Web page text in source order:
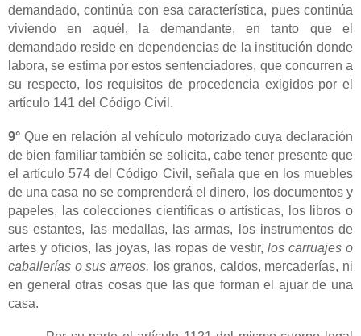
demandado, continúa con esa característica, pues continúa
viviendo en aquél, la demandante, en tanto que el
demandado reside en dependencias de la institución donde
labora, se estima por estos sentenciadores, que concurren a
su respecto, los requisitos de procedencia exigidos por el
artículo 141 del Código Civil.
9° Que en relación al vehículo motorizado cuya declaración
de bien familiar también se solicita, cabe tener presente que
el artículo 574 del Código Civil, señala que en los muebles
de una casa no se comprenderá el dinero, los documentos y
papeles, las colecciones científicas o artísticas, los libros o
sus estantes, las medallas, las armas, los instrumentos de
artes y oficios, las joyas, las ropas de vestir, los carruajes o
caballerías o sus arreos, los granos, caldos, mercaderías, ni
en general otras cosas que las que forman el ajuar de una
casa.